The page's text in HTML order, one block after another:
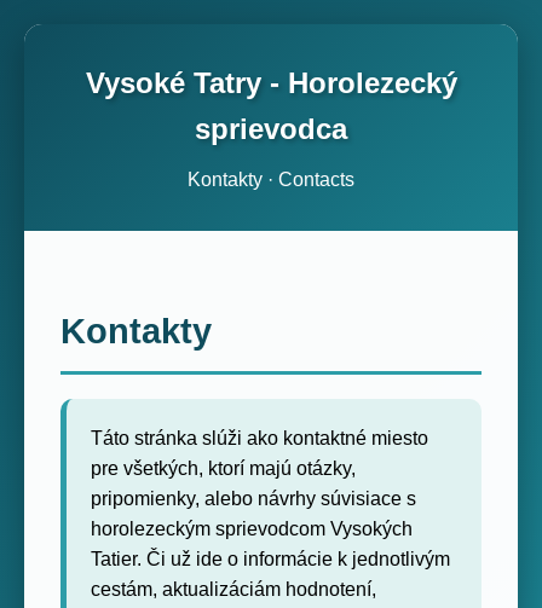
Vysoké Tatry - Horolezecký
sprievodca
Kontakty · Contacts
Kontakty
Táto stránka slúži ako kontaktné miesto
pre všetkých, ktorí majú otázky,
pripomienky, alebo návrhy súvisiace s
horolezeckým sprievodcom Vysokých
Tatier. Či už ide o informácie k jednotlivým
cestám, aktualizáciám hodnotení,